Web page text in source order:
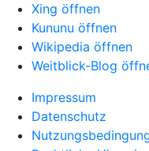
Xing öffnen
Kununu öffnen
Wikipedia öffnen
Weitblick-Blog
Impressum
Datenschutz